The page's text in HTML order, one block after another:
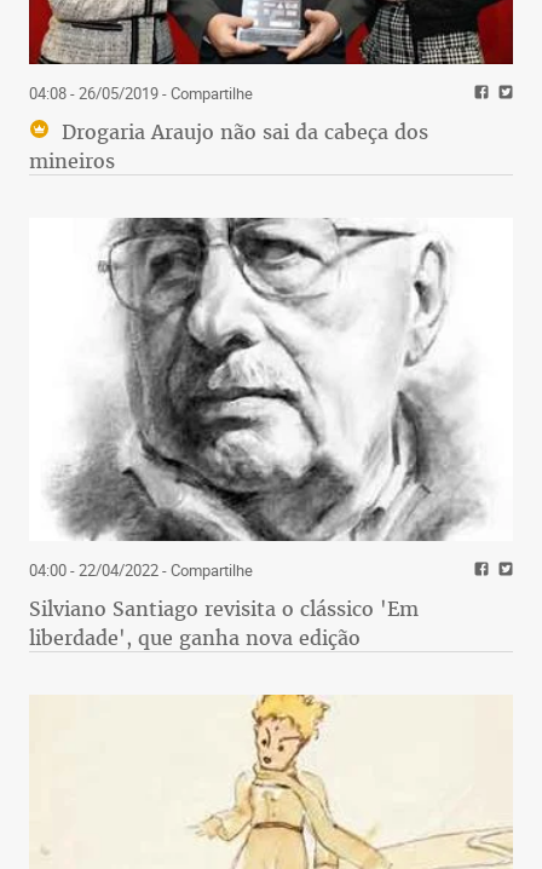
04:08 - 26/05/2019- Compartilhe
Drogaria Araujo não sai da cabeça dos
mineiros
04:00 - 22/04/2022- Compartilhe
Silviano Santiago revisita o clássico 'Em
liberdade', que ganha nova edição